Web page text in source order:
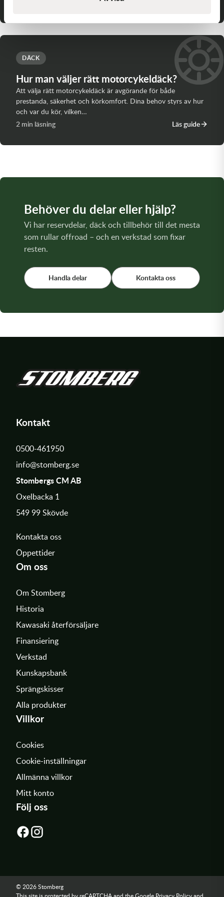
DÄCK
Hur man väljer rätt motorcykeldäck?
Att välja rätt motorcykeldäck är avgörande för både
prestanda, säkerhet och körkomfort. Dina behov styrs av hur
och var du kör, vilken…
2 min läsning
Läs guide
Behöver du delar eller hjälp?
Vi har reservdelar, däck och tillbehör till det mesta
som rullar offroad – och en verkstad som fixar
resten.
Handla delar Kontakta oss
Kontakt
0500-461950
info@stomberg.se
Stombergs CM AB
Oxelbacka 1
549 99 Skövde
Kontakta oss
Öppettider
Om oss
Om Stomberg
Historia
Kawasaki återförsäljare
Finansiering
Verkstad
Kunskapsbank
Sprängskisser
Alla produkter
Villkor
Cookies
Cookie-inställningar
Allmänna villkor
Mitt konto
Följ oss
© 2026 Stomberg